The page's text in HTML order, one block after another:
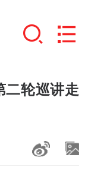
二轮巡讲走